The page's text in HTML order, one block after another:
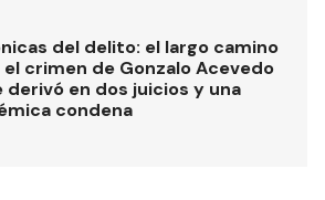
del delito: el largo camino
crimen de Gonzalo Acevedo
derivó en dos juicios y una
condena